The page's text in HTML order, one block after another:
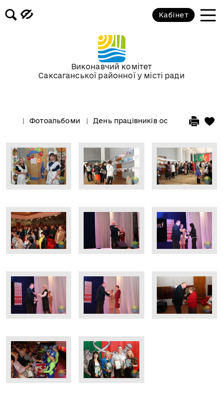
Виконавчий комітет
Саксаганської районної у місті ради
Кабінет
Фотоальбоми День працівників освіти